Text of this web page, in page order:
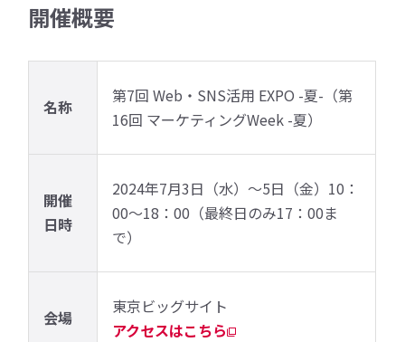
開催概要
名称
第7回 Web・SNS活用 EXPO -夏-（第
16回 マーケティングWeek -夏）
開催
日時
2024年7月3日（水）～5日（金）10：
00～18：00（最終日のみ17：00ま
で）
会場
東京ビッグサイト
アクセスはこちら